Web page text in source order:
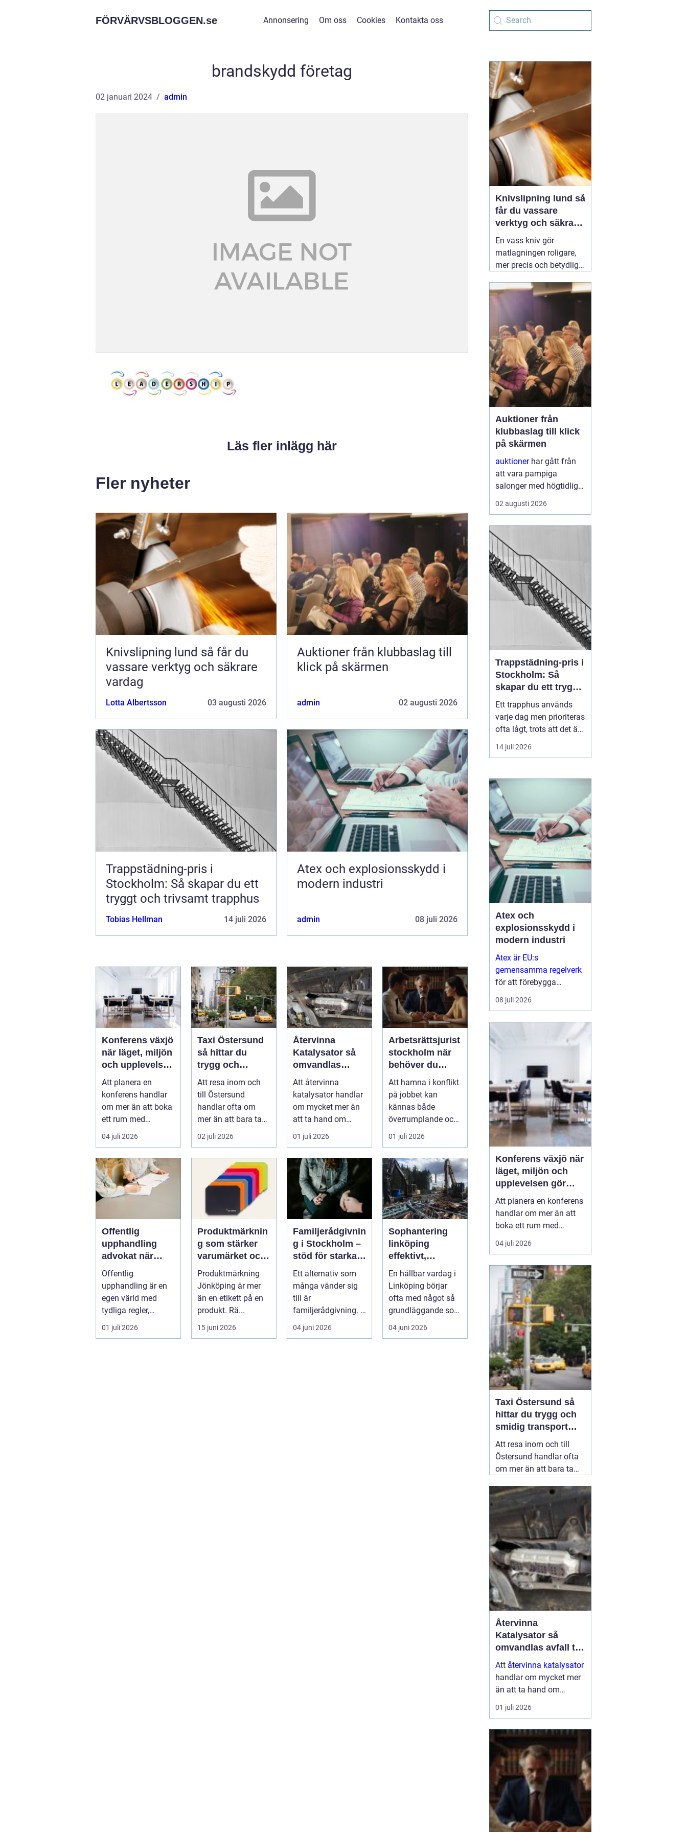
FÖRVÄRVSBLOGGEN.se Annonsering Om oss Cookies Kontakta oss
brandskydd företag
02 januari 2024 admin
Läs fler inlägg här
Fler nyheter
Knivslipning lund så får du
vassare verktyg och säkrare
vardag
Lotta Albertsson 03 augusti 2026
Auktioner från klubbaslag till
klick på skärmen
admin 02 augusti 2026
Trappstädning-pris i
Stockholm: Så skapar du ett
tryggt och trivsamt trapphus
Tobias Hellman 14 juli 2026
Atex och explosionsskydd i
modern industri
admin 08 juli 2026
Konferens växjö
när läget, miljön
och upplevelsen
gör skillnad
Att planera en
konferens handlar
om mer än att boka
ett rum med
projektor. Företag
letar efter plats...
04 juli 2026
Taxi Östersund
så hittar du
trygg och
smidig transport
året runt
Att resa inom och
till Östersund
handlar ofta om
mer än att bara ta
sig från punkt A till
punkt B. M...
02 juli 2026
Återvinna
Katalysator så
omvandlas
avfall till
värdefulla
resurser
Att återvinna
katalysator handlar
om mycket mer än
att ta hand om
gammalt skrot. I
varje katalysator...
01 juli 2026
Arbetsrättsjurist
stockholm när
behöver du
professionell
hjälp i
arbetslivet?
Att hamna i konflikt
på jobbet kan
kännas både
överrumplande och
obehagligt. En
anställning
påverkar...
01 juli 2026
Offentlig
upphandling
advokat när
juridik möter
affär
Offentlig
upphandling är en
egen värld med
tydliga regler,
formella krav och
hårda tidsfrister. För
01 juli 2026
Produktmärknin
g som stärker
varumärket och
underlättar
vardagen
Produktmärkning
Jönköping är mer
än en etikett på en
produkt. Rä...
15 juni 2026
Familjerådgivnin
g i Stockholm –
stöd för starkare
relationer
Ett alternativ som
många vänder sig
till är
familjerådgivning. I
Stockholm fin...
04 juni 2026
Sophantering
linköping
effektivt,
hållbart och
enkelt i
praktiken
En hållbar vardag i
Linköping börjar
ofta med något så
grundläggande som
hur sopor hanteras.
För mån...
04 juni 2026
Knivslipning lund så
får du vassare
verktyg och säkrare
vardag
En vass kniv gör
matlagningen roligare,
mer precis och betydligt
gäller för saxar,
trädgårdsredskap och
används dagligen.
Många i Lund funderar
på om de ska slipa
själva hemma eller
lämna in sina knivar.03
augusti 2026
Auktioner från
klubbaslag till klick
på skärmen
auktionerhar gått från
att vara pampiga
salonger med högtidliga
klubbeslag till att bli en
vardaglig del av livet
som helst, oavsett
erfarenhet, köpa eller
sälja föremål genom
några få kli...
02 augusti 2026
Trappstädning-pris i
Stockholm: Så
skapar du ett tryggt
och trivsamt
trapphus
Ett trapphus används
varje dag men prioriteras
ofta lågt, trots att det är
det första som möter
både boende,
besökare. Genom
professionell
trappstädning i
Stockholm får
fastigheten ...
14 juli 2026
Atex och
explosionsskydd i
modern industri
Atex är EU:s
gemensamma regelverk
för att förebygga
explosioner i
arbetsmiljöer där
vätskor eller damm kan
skapa risker...
08 juli 2026
Konferens växjö när
läget, miljön och
upplevelsen gör
skillnad
Att planera en konferens
handlar om mer än att
boka ett rum med
projektor. Företag letar
efter platser som skapar
nya idéer och stärker
relationer i gruppen. I
Växjö finns
förutsättningar för just
detta: en tydlig
mötesstad med ...
04 juli 2026
Taxi Östersund så
hittar du trygg och
smidig transport
året runt
Att resa inom och till
Östersund handlar ofta
om mer än att bara ta
punkt B. Många vill
slippa bilköer, parkering
och stress, särskilt vid
resor till flygplatsen,
tidiga tågtider eller sena
kvällar. En väl
fungerande02 juli 2026
Återvinna
Katalysator så
omvandlas avfall till
värdefulla resurser
Att återvinna katalysator
handlar om mycket mer
än att ta hand om
gammalt skrot. I varje
katalysator finns
som kan användas igen
i nya produkter och
processer. När de
återvinns...
01 juli 2026